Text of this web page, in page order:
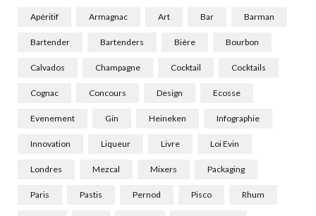
Apéritif Armagnac Art Bar Barman
Bartender Bartenders Bière Bourbon
Calvados Champagne Cocktail Cocktails
Cognac Concours Design Ecosse
Evenement Gin Heineken Infographie
Innovation Liqueur Livre Loi Evin
Londres Mezcal Mixers Packaging
Paris Pastis Pernod Pisco Rhum